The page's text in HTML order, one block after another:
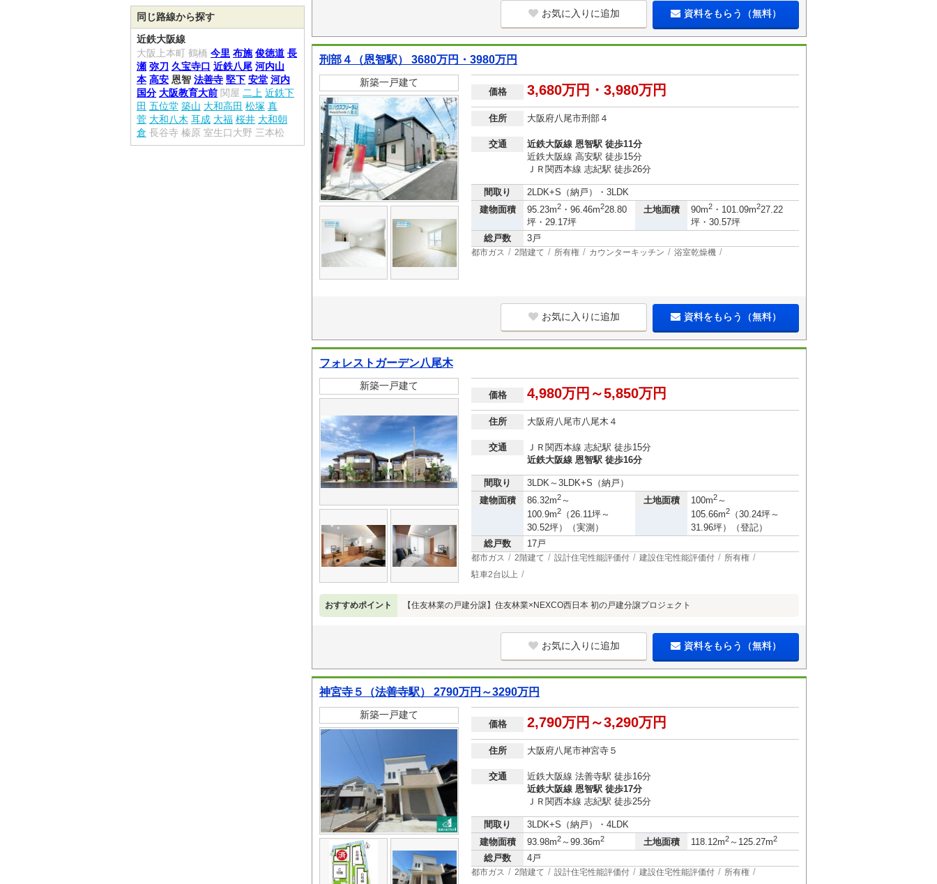
お気に入りに追加 資料をもらう（無料）
刑部４（恩智駅） 3680万円・3980万円
新築一戸建て
価格 3,680万円・3,980万円
住所 大阪府八尾市刑部４
交通
近鉄大阪線 恩智駅 徒歩11分
近鉄大阪線 高安駅 徒歩15分
ＪＲ関西本線 志紀駅 徒歩26分
間取り
2LDK+S（納戸）・3LDK
建物面積
95.23m2 ・96.46m228.80
坪・29.17坪
土地面積 90m2 ・101.09m227.22
坪・30.57坪
総戸数
3戸
都市ガス 2階建て 所有権 カウンターキッチン 浴室乾燥機
お気に入りに追加 資料をもらう（無料）
フォレストガーデン八尾木
新築一戸建て
価格 4,980万円～5,850万円
住所 大阪府八尾市八尾木４
交通
ＪＲ関西本線 志紀駅 徒歩15分
近鉄大阪線 恩智駅 徒歩16分
間取り
3LDK～3LDK+S（納戸）
建物面積
86.32m2～
100.9m2
（26.11坪～
30.52坪）（実測）
土地面積 100m2～
105.66m2
（30.24坪～
31.96坪）（登記）
総戸数
17戸
都市ガス 2階建て 設計住宅性能評価付 建設住宅性能評価付
所有権
駐車2台以上
おすすめポイント 【住友林業の戸建分譲】住友林業×NEXCO西日本 初の戸建分譲プロジェクト
お気に入りに追加 資料をもらう（無料）
神宮寺５（法善寺駅） 2790万円～3290万円
新築一戸建て
価格 2,790万円～3,290万円
住所 大阪府八尾市神宮寺５
交通
近鉄大阪線 法善寺駅 徒歩16分
近鉄大阪線 恩智駅 徒歩17分
ＪＲ関西本線 志紀駅 徒歩25分
間取り
3LDK+S（納戸）・4LDK
建物面積
93.98m2～99.36m2 土地面積 118.12m2～125.27m2
総戸数 4戸
都市ガス 2階建て 設計住宅性能評価付 建設住宅性能評価付 所有権
同じ路線から探す
近鉄大阪線
大阪上本町 鶴橋 今里 布施 俊徳道 長
瀬 弥刀 久宝寺口 近鉄八尾 河内山
本 高安 恩智 法善寺 堅下 安堂 河内
国分 大阪教育大前 関屋 二上 近鉄下
田 五位堂 築山 大和高田 松塚 真
菅 大和八木 耳成 大福 桜井 大和朝
倉 長谷寺 榛原 室生口大野 三本松